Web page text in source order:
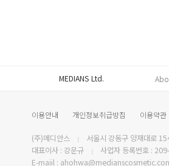
MEDIANS Ltd.
이용안내 개인정보취급방침 이용약관
(주)메디안스 서울시 강동구 양재대로
대표이사 : 강문규
사업자 등록번호 :
E-maiil :